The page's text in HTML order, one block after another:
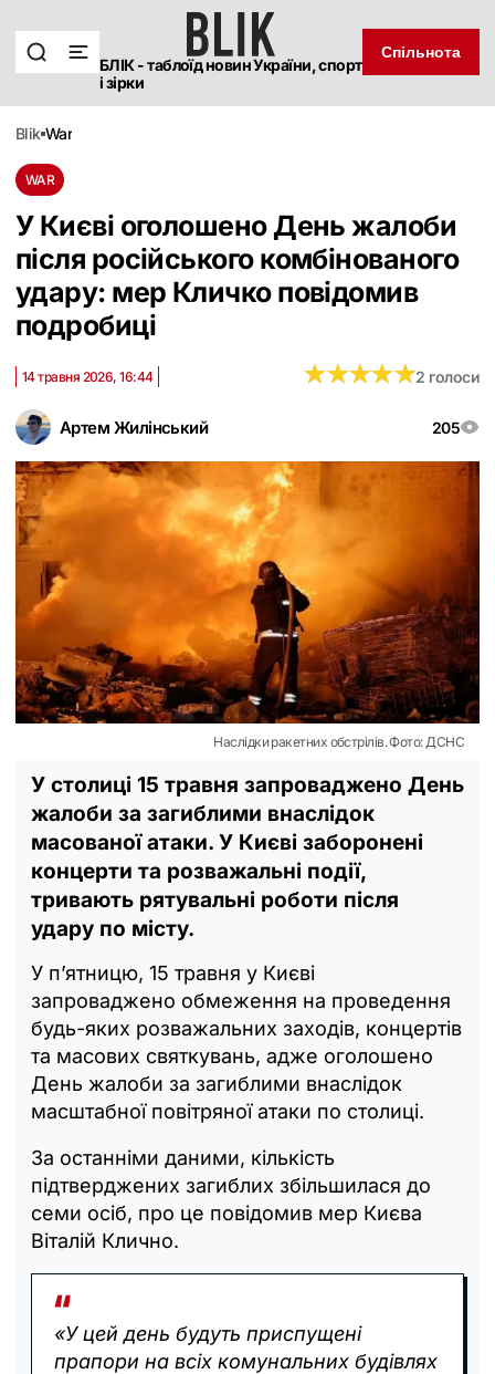
БЛІК - таблоїд новин України, спорт
і зірки
Спільнота
blik war
WAR
У Києві оголошено День жалоби
після російського комбінованого
удару: мер Кличко повідомив
подробиці
Артем Жилінський 205
14 травня 2026, 16:44 ★★★★★
★★★★★2 голоси
Наслідки ракетних обстрілів. Фото: ДСНС
У столиці 15 травня запроваджено День
жалоби за загиблими внаслідок
масованої атаки. У Києві заборонені
концерти та розважальні події,
тривають рятувальні роботи після
удару по місту.
У п’ятницю, 15 травня у Києві
запроваджено обмеження на проведення
будь-яких розважальних заходів, концертів
та масових святкувань, адже оголошено
День жалоби за загиблими внаслідок
масштабної повітряної атаки по столиці.
За останніми даними, кількість
підтверджених загиблих збільшилася до
семи осіб, про це повідомив мер Києва
Віталій Клично.
«У цей день будуть приспущені
прапори на всіх комунальних будівлях